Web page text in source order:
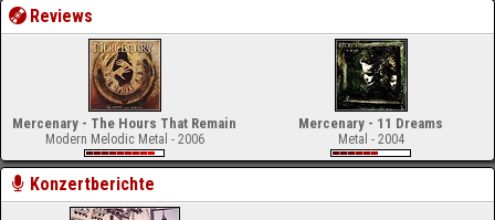
Reviews
Mercenary - The Hours That Remain
Modern Melodic Metal - 2006
Mercenary - 11 Dreams
Metal - 2004
Konzertberichte